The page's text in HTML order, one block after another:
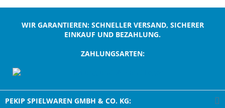
WIR GARANTIEREN: SCHNELLER VERSAND, SICHERER
EINKAUF UND BEZAHLUNG.
ZAHLUNGSARTEN:
PEKIP SPIELWAREN GMBH & CO. KG: